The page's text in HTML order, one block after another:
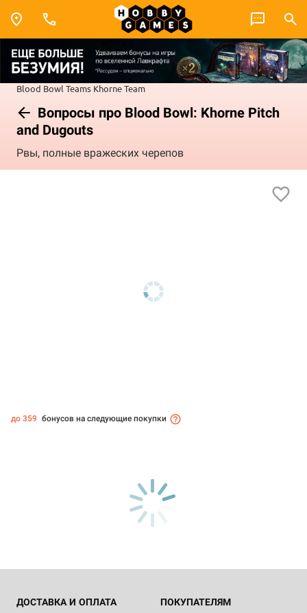
Blood Bowl Teams Khorne Team
Вопросы про Blood Bowl: Khorne Pitch
and Dugouts
Рвы, полные вражеских черепов
до 359 бонусов на следующие покупки
ДОСТАВКА И ОПЛАТА ПОКУПАТЕЛЯМ